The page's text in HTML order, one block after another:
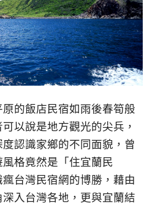
的飯店民宿如雨後春筍般
以說是地方觀光的尖兵，
認識家鄉的不同面貌，曾
格竟然是「住宜蘭民
台灣民宿網的博勝，藉由
入台灣各地，更與宜蘭結